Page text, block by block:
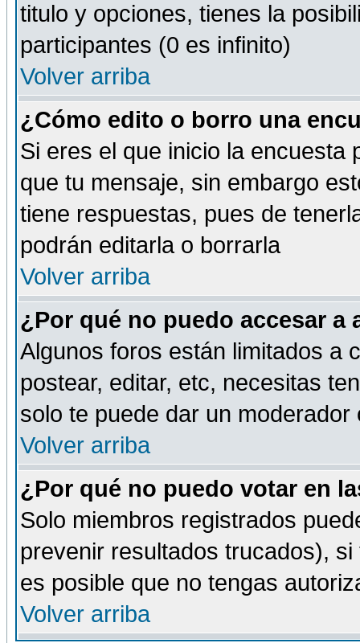
titulo y opciones, tienes la
participantes (0 es infinito)
Volver arriba
¿Cómo edito o borro una
Si eres el que inicio la encuesta
que tu mensaje, sin embargo
tiene respuestas, pues de
podrán editarla o borrarla
Volver arriba
¿Por qué no puedo accesar a
Algunos foros están limitados a
postear, editar, etc, necesitas
solo te puede dar un
Volver arriba
¿Por qué no puedo votar en
Solo miembros registrados
prevenir resultados trucados),
es posible que no tengas
Volver arriba